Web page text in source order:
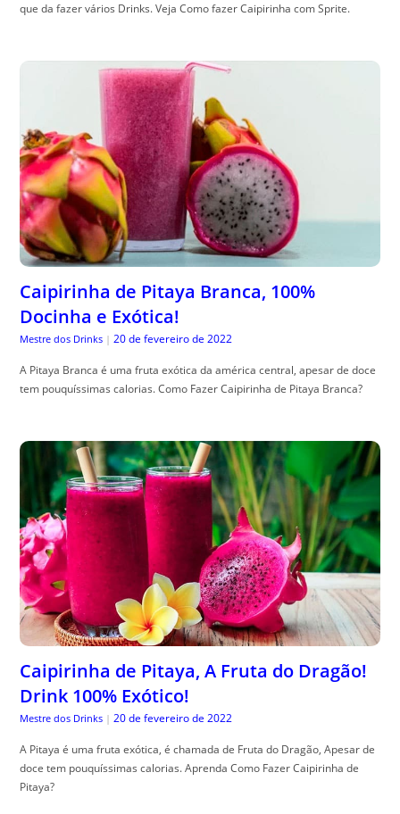
que da fazer vários Drinks. Veja Como fazer Caipirinha com Sprite.
Caipirinha de Pitaya Branca, 100%
Docinha e Exótica!
Mestre dos Drinks | 20 de fevereiro de 2022
A Pitaya Branca é uma fruta exótica da américa central, apesar de doce
tem pouquíssimas calorias. Como Fazer Caipirinha de Pitaya Branca?
Caipirinha de Pitaya, A Fruta do Dragão!
Drink 100% Exótico!
Mestre dos Drinks | 20 de fevereiro de 2022
A Pitaya é uma fruta exótica, é chamada de Fruta do Dragão, Apesar de
doce tem pouquíssimas calorias. Aprenda Como Fazer Caipirinha de
Pitaya?